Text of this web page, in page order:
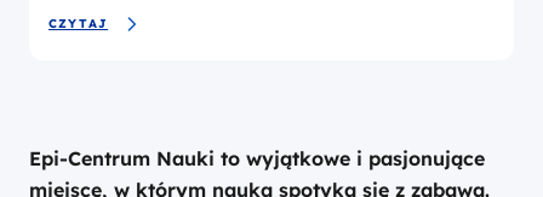
Epi-Centrum Nauki to wyjątkowe i pasjonujące
miejsce, w którym nauka spotyka się z zabawą.
CZYTAJ